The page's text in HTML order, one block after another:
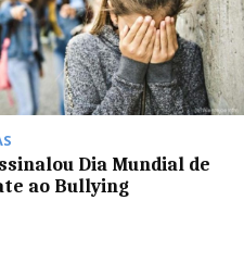
Dia Mundial de
ao Bullying